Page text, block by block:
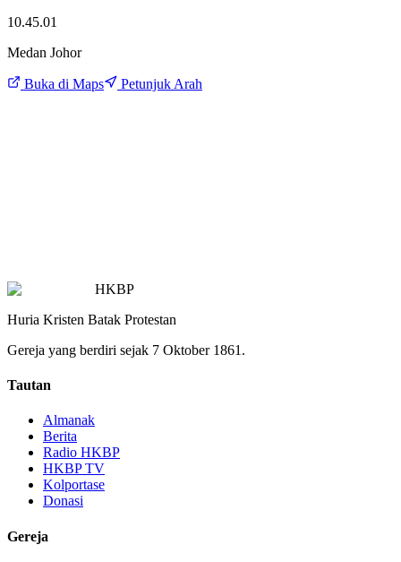
10.45.01
Medan Johor
Buka di Maps Petunjuk Arah
HKBP
Huria Kristen Batak Protestan
Gereja yang berdiri sejak 7 Oktober 1861.
Tautan
Almanak
Berita
Radio HKBP
HKBP TV
Kolportase
Donasi
Gereja